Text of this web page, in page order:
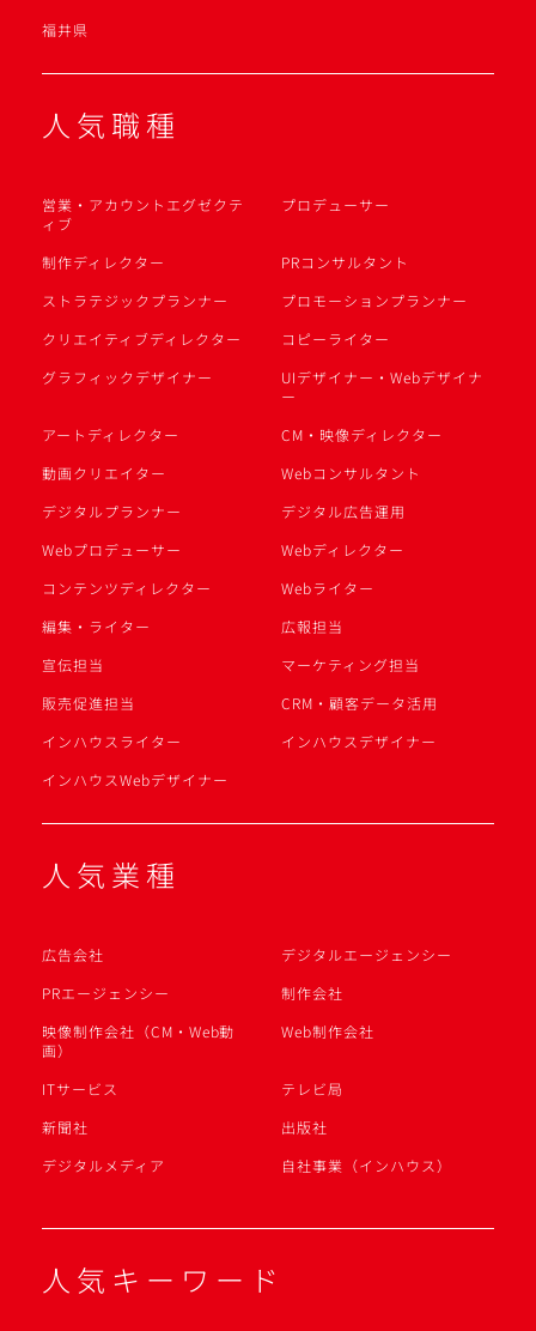
福井県
人気職種
営業・アカウントエグゼクテ
ィブ
プロデューサー
制作ディレクター
PRコンサルタント
ストラテジックプランナー
プロモーションプランナー
クリエイティブディレクター
コピーライター
グラフィックデザイナー
UIデザイナー・Webデザイナ
ー
アートディレクター
CM・映像ディレクター
動画クリエイター
Webコンサルタント
デジタルプランナー
デジタル広告運用
Webプロデューサー
Webディレクター
コンテンツディレクター
Webライター
編集・ライター
広報担当
宣伝担当
マーケティング担当
販売促進担当
CRM・顧客データ活用
インハウスライター
インハウスデザイナー
インハウスWebデザイナー
人気業種
広告会社
デジタルエージェンシー
PRエージェンシー
制作会社
映像制作会社（CM・Web動
画）
Web制作会社
ITサービス
テレビ局
新聞社
出版社
デジタルメディア
自社事業（インハウス）
人気キーワード